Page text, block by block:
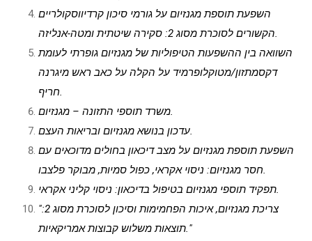
השפעת תוספת מגנזיום על גורמי סיכון קרדיווסקולריים
הקשורים לסוכרת מסוג 2: סקירה שיטתית ומטה-אנליזה.
השוואה בין ההשפעות הטיפוליות של מגנזיום גופרתי לעומת
דקסמתזון/מטוקלופרמיד על הקלה על כאב ראש מיגרנה
חריף.
משרד תוספי התזונה – מגנזיום.
עדכון בנושא מגנזיום ובריאות העצם.
השפעת תוספת מגנזיום על מצב דיכאון בחולים מדוכאים עם
חסר מגנזיום: ניסוי אקראי, כפול סמיות, מבוקר פלצבו.
תפקיד תוספי מגנזיום בטיפול בדיכאון: ניסוי קליני אקראי.
"צריכת מגנזיום, איכות הפחמימות וסיכון לסוכרת מסוג 2:
תוצאות משלוש קבוצות אמריקאיות."